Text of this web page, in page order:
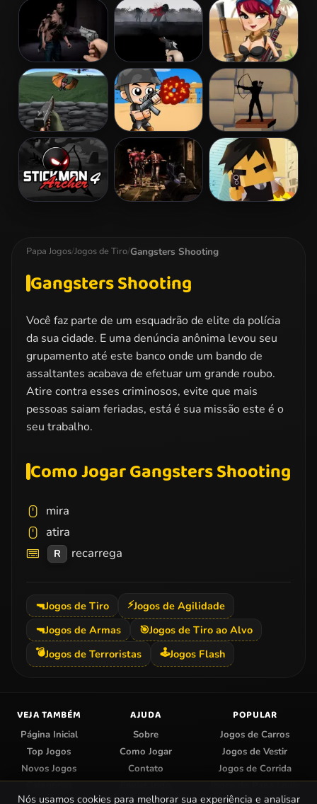
Cowboy Shoot
Zombies
Stickman
Army: The
Resistance
Stickman
Archer Online
Dead City Run Into Death Mummy Hunter
Tower Defense
vs Monsters
Captain War:
Zombie Killer
Shadow
Archers
Papa Jogos/Jogos de Tiro/Gangsters Shooting
Gangsters Shooting
Você faz parte de um esquadrão de elite da polícia
da sua cidade. E uma denúncia anônima levou seu
grupamento até este banco onde um bando de
assaltantes acabava de efetuar um grande roubo.
Atire contra esses criminosos, evite que mais
pessoas saiam feriadas, está é sua missão este é o
seu trabalho.
Como Jogar Gangsters Shooting
mira
atira
R recarrega
🔫Jogos de Tiro ⚡Jogos de Agilidade
🔫Jogos de Armas 🎯Jogos de Tiro ao Alvo
💣Jogos de Terroristas 🕹️Jogos Flash
VEJA TAMBÉM
Página Inicial
Top Jogos
Novos Jogos
Categorias
AJUDA
Sobre
Como Jogar
Contato
Enviar Jogo
POPULAR
Jogos de Carros
Jogos de Vestir
Jogos de Corrida
Jogos do Papa Louie
Nós usamos cookies para melhorar sua experiência e analisar